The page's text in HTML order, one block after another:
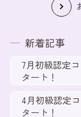
新着記事
7月初級認定
タート！
4月初級認定
タート！